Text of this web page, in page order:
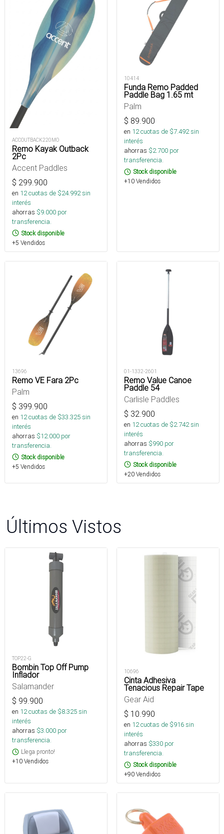
ACCOUTBACK220MO
Remo Kayak Outback
2Pc
Accent Paddles
$ 299.900
en 12cuotas de $24.992sin
interés
ahorras $9.000 por
transferencia.
Stock disponible
+5 Vendidos
10414
Funda Remo Padded
Paddle Bag 1.65 mt
Palm
$ 89.900
en 12cuotas de $7.492sin
interés
ahorras $2.700 por
transferencia.
Stock disponible
+10 Vendidos
13696
Remo VE Fara 2Pc
Palm
$ 399.900
en 12cuotas de $33.325sin
interés
ahorras $12.000 por
transferencia.
Stock disponible
+5 Vendidos
01-1332-2601
Remo Value Canoe
Paddle 54
Carlisle Paddles
$ 32.900
en 12cuotas de $2.742sin
interés
ahorras $990 por
transferencia.
Stock disponible
+20 Vendidos
Últimos Vistos
TOP22-G
Bombin Top Off Pump
Inflador
Salamander
$ 99.900
en 12cuotas de $8.325sin
interés
ahorras $3.000 por
transferencia.
Llega pronto!
+10 Vendidos
10696
Cinta Adhesiva
Tenacious Repair Tape
Gear Aid
$ 10.990
en 12cuotas de $916sin
interés
ahorras $330 por
transferencia.
Stock disponible
+90 Vendidos